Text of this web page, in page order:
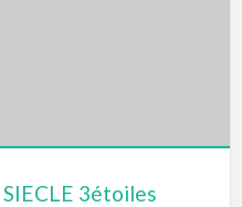
3étoiles